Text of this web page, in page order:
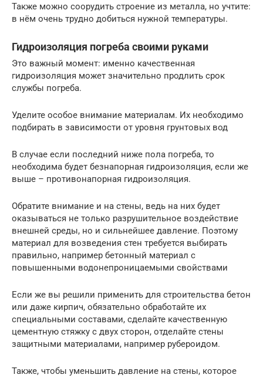
Также можно соорудить строение из металла, но учтите:
в нём очень трудно добиться нужной температуры.
Гидроизоляция погреба своими руками
Это важный момент: именно качественная
гидроизоляция может значительно продлить срок
службы погреба.
Уделите особое внимание материалам. Их необходимо
подбирать в зависимости от уровня грунтовых вод
В случае если последний ниже пола погреба, то
необходима будет безнапорная гидроизоляция, если же
выше – противонапорная гидроизоляция.
Обратите внимание и на стены, ведь на них будет
оказываться не только разрушительное воздействие
внешней среды, но и сильнейшее давление. Поэтому
материал для возведения стен требуется выбирать
правильно, например бетонный материал с
повышенными водонепроницаемыми свойствами
Если же вы решили применить для строительства бетон
или даже кирпич, обязательно обработайте их
специальными составами, сделайте качественную
цементную стяжку с двух сторон, отделайте стены
защитными материалами, например рубероидом.
Также, чтобы уменьшить давление на стены, которое